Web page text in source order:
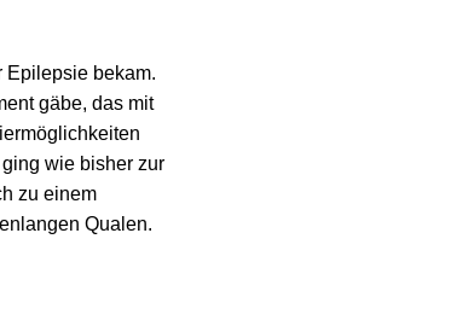
Epilepsie bekam.
gäbe, das mit
wie bisher zur
zu einem
Qualen.